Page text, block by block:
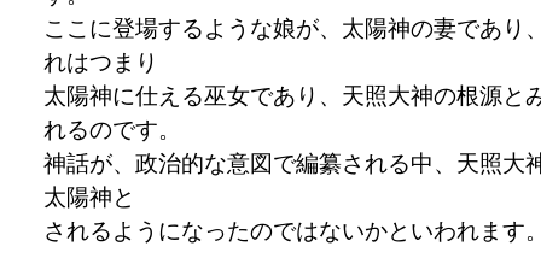
ここに登場するような娘が、太陽神の妻であり
れはつまり
太陽神に仕える巫女であり、天照大神の根源と
れるのです。
神話が、政治的な意図で編纂される中、天照大
太陽神と
されるようになったのではないかといわれます